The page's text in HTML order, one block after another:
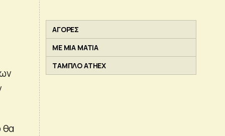
θα
ΑΓΟΡΕΣ
ΜΕ ΜΙΑ ΜΑΤΙΑ
ΤΑΜΠΛΟ ATHEX